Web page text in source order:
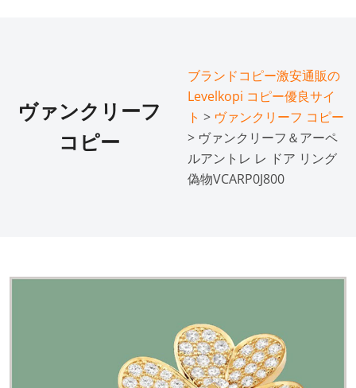
ヴァンクリーフ
コピー
ブランドコピー激安通販の
Levelkopi コピー優良サイ
ト > ヴァンクリーフ コピー
> ヴァンクリーフ＆アーペ
ルアントレ レ ドア リング
偽物VCARP0J800